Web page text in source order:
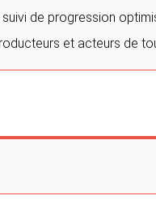
suivi de progression
et acteurs de